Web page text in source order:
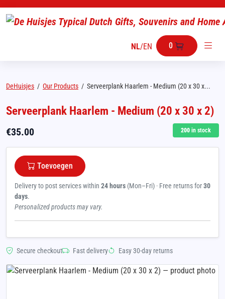
NL/EN 0
DeHuisjes / Our Products / Serveerplank Haarlem - Medium (20 x 30 x...
Serveerplank Haarlem - Medium (20 x 30 x 2)
€35.00 200 in stock
Toevoegen
Delivery to post services within 24 hours (Mon–Fri) · Free returns for30
days.
Personalized products may vary.
Secure checkout Fast delivery Easy 30-day returns